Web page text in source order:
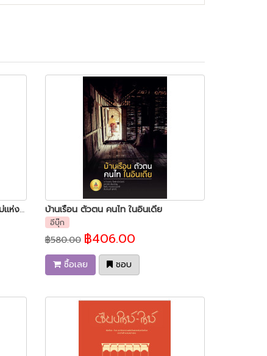
เชียงใหม่-ใหม่ : สถาปัตยกรรมสมัยใหม่แห่งเมืองเชียงใหม่ ระหว่างปี พ.ศ. 2427-2518 บ้านเรือน ตัวตน คนไท ในอินเดีย
อีบุ๊ก
฿580.00 ฿406.00
ซื้อเลย ชอบ